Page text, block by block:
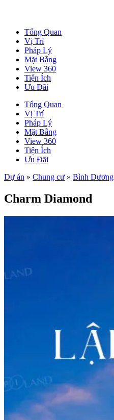
Tổng Quan
Vị Trí
Pháp Lý
Mặt Bằng
View 360
Tiện Ích
Ưu Đãi
Tổng Quan
Vị Trí
Pháp Lý
Mặt Bằng
View 360
Tiện Ích
Ưu Đãi
Dự án » Chung cư » Bình Dương
Charm Diamond